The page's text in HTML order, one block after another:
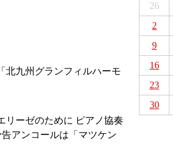
北九州グランフィルハーモ
リーゼのために ピアノ協奏
アンコールは「マツケン
26
2
9
16
23
30